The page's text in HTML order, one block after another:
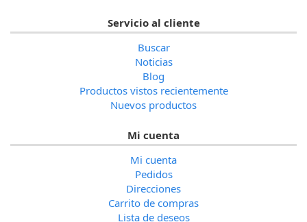
Servicio al cliente
Buscar
Noticias
Blog
Productos vistos recientemente
Nuevos productos
Mi cuenta
Mi cuenta
Pedidos
Direcciones
Carrito de compras
Lista de deseos